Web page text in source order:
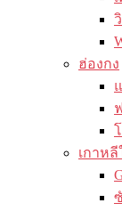
ฮ่องกง
เกาหลี